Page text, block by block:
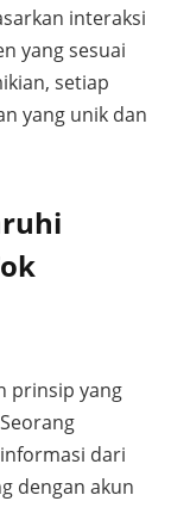
interaksi
yang sesuai
setiap
yang unik dan
prinsip yang
dari
dengan akun